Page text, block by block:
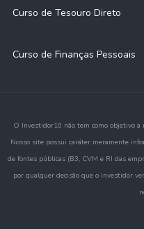
Curso de Tesouro Direto
Curso de Finanças Pessoais
O Investidor10 não tem como objetivo a
Nosso site possui caráter meramente
de fontes públicas (B3, CVM e RI das
por qualquer decisão que o investidor